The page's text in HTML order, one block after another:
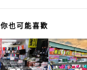
你也可能喜歡